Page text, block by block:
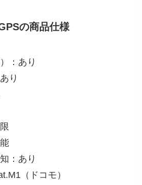
の商品仕様
：あり
り
：あり
（ドコモ）